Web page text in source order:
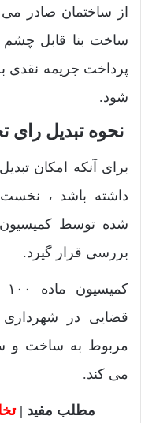
از ساختمان صادر
ساخت بنا قابل
پرداخت جریمه نقدی
شود.
نحوه تبدیل رای
برای آنکه امکان
داشته باشد ،
بررسی قرار گیرد.
قضایی در
مربوط به ساخت و
می کند.
مطلب مفید |